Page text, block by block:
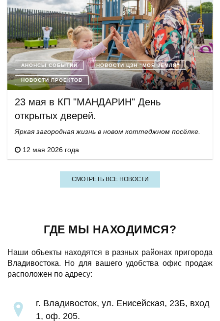
АНОНСЫ СОБЫТИЙ НОВОСТИ ЦЗН "МОЯ ЗЕМЛЯ"
НОВОСТИ ПРОЕКТОВ
23 мая в КП "МАНДАРИН" День
открытых дверей.
Яркая загородная жизнь в новом коттеджном посёлке.
12 мая 2026 года
СМОТРЕТЬ ВСЕ НОВОСТИ
ГДЕ МЫ НАХОДИМСЯ?
Наши объекты находятся в разных районах пригорода
Владивостока. Но для вашего удобства офис продаж
расположен по адресу:
г. Владивосток, ул. Енисейская, 23Б, вход
1, оф. 205.